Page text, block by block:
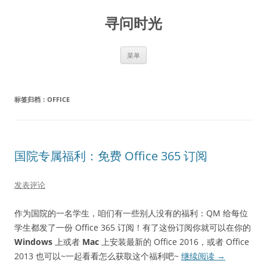
寻问时光
菜单
标签归档： OFFICE
国院专属福利：免费 Office 365 订阅
发表评论
作为国院的一名学生，咱们有一些别人没有的福利：QM 给每位
学生都发了一份 Office 365 订阅！有了这份订阅你就可以在你的
Windows 上或者 Mac 上安装最新的 Office 2016，或者 Office
2013 也可以~一起看看怎么获取这个福利吧~ 继续阅读 →